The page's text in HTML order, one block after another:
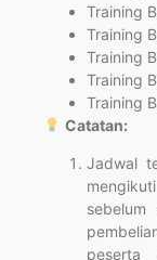
Training
Training
Training
Training
Training
Catatan:
Jadwal
sebelum
peserta